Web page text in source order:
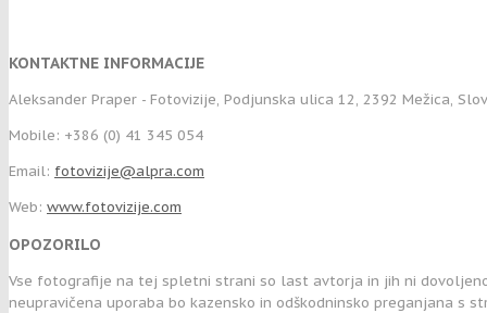
KONTAKTNE INFORMACIJE
Aleksander Praper - Fotovizije, Podjunska ulica 12, 2392 Mežica,
Mobile: +386 (0) 41 345 054
Email: fotovizije@alpra.com
Web: www.fotovizije.com
OPOZORILO
Vse fotografije na tej spletni strani so last avtorja in jih ni
neupravičena uporaba bo kazensko in odškodninsko preganjana s